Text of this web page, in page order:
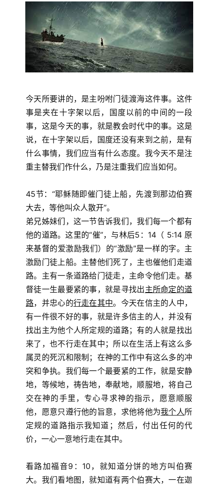
今天所要讲的，是主吩咐门徒渡海这件事。这件
事是夹在十字架以后，国度以前的中间的一段
事，这是今天的事，就是教会时代中的事。这是
说，在十字架以后，国度还没有来到之前，是有
什么事情，我们应当有什么态度。我今天不是注
重主替我们作什么，乃是注重我们应当如何。
45节：“耶稣随即催门徒上船，先渡到那边伯赛
大去，等他叫众人散开”。
弟兄姊妹们，这一节告诉我们，我们每一个都有
他的道路。这里的“催”，与林后5：14（ 5:14 原
来基督的爱激励我们）的“激励”是一样的字。主
激励门徒上船。主替他们死了，主也催他们走道
路。主有一条道路给门徒走，主命令他们走。基
督徒一生最要紧的事，就是寻找出主所命定的道
路，并忠心的行走在其中。今天在信主的人中，
有一件很不好的事，就是许多信主的人，并没有
找出主为他个人所定规的道路；有的人就是找出
来了，也不行走在其中；所以在生活上有这么多
属灵的死沉和限制；在神的工作中有这么多的冲
突和争执。我们每一个最要紧的工作，就是安静
地，等候地，祷告地，奉献地，顺服地，将自己
交在神的手里，专心寻求神的指示，愿意顺服
他，愿意只遵行他的旨意，求他将他为我个人所
定规的道路指示我知道；然后，付出任何的代
价，一心一意地行走在其中。
看路加福音9：10，就知道分饼的地方叫伯赛
大。我们看地图，就知道有两个伯赛大，一在迦